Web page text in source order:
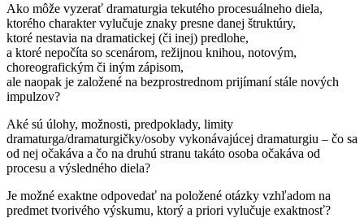
Ako môže vyzerať dramaturgia tekutého procesuálneho diela,
ktorého charakter vylučuje znaky presne danej štruktúry,
ktoré nestavia na dramatickej (či inej) predlohe,
a ktoré nepočíta so scenárom, režijnou knihou, notovým,
choreografickým či iným zápisom,
ale naopak je založené na bezprostrednom prijímaní stále nových
impulzov?
Aké sú úlohy, možnosti, predpoklady, limity
dramaturga/dramaturgičky/osoby vykonávajúcej dramaturgiu – čo sa
od nej očakáva a čo na druhú stranu takáto osoba očakáva od
procesu a výsledného diela?
Je možné exaktne odpovedať na položené otázky vzhľadom na
predmet tvorivého výskumu, ktorý a priori vylučuje exaktnosť?